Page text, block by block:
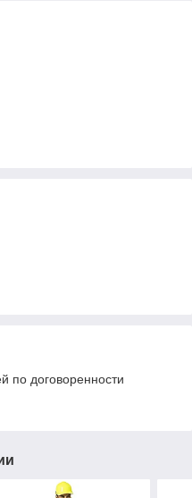
по договоренности